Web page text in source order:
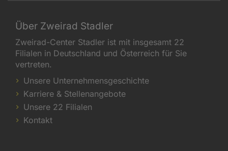
Über Zweirad Stadler
Zweirad-Center Stadler ist mit insgesamt 22
Filialen in Deutschland und Österreich für Sie
vertreten.
Unsere Unternehmensgeschichte
Karriere & Stellenangebote
Unsere 22 Filialen
Kontakt